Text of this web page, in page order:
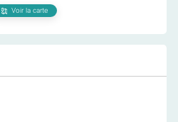
Voir la carte